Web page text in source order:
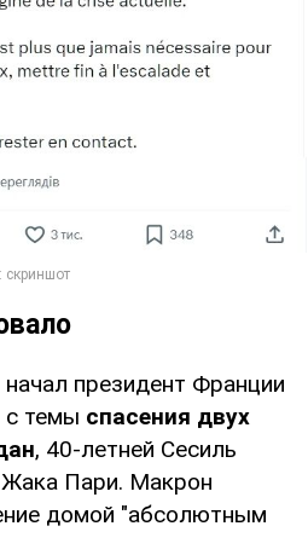
президент Франции
с темы спасения двух
, 40-летней Сесиль
Жака Пари. Макрон
домой "абсолютным